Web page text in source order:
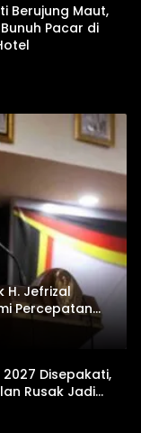
Berujung Maut,
Pacar di
H. Jefrizal
Percepatan
2027 Disepakati,
Rusak Jadi